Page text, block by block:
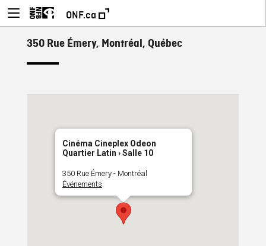
ONF.ca
350 Rue Émery, Montréal, Québec
Cinéma Cineplex Odeon
Quartier Latin › Salle 10
350 Rue Émery - Montréal
Événements